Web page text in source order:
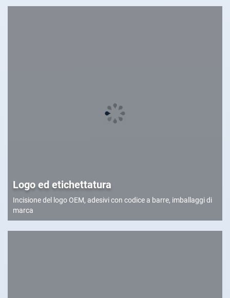
Logo ed etichettatura
Incisione del logo OEM, adesivi con codice a barre, imballaggi di
marca